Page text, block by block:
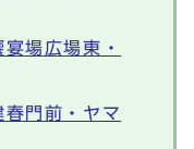
場広場東・
春門前・ヤマ